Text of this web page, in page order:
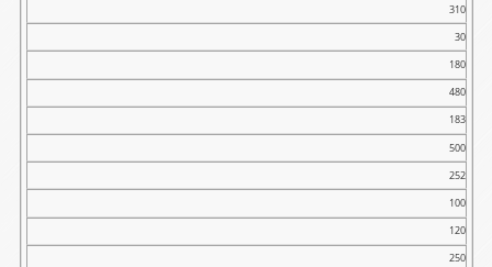
310
30
180
480
183
500
252
100
120
250